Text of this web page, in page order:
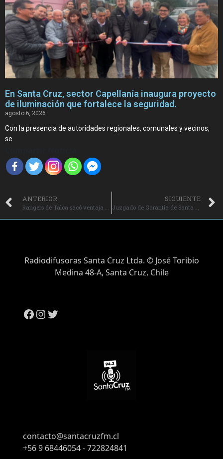
En Santa Cruz, sector Capellanía inaugura proyecto
de iluminación que fortalece la seguridad.
agosto 6, 2026
Con la presencia de autoridades regionales, comunales y vecinos,
se
ANTERIOR SIGUIENTE
Radiodifusoras Santa Cruz Ltda. © José Toribio
Medina 48-A, Santa Cruz, Chile
contacto@santacruzfm.cl
+56 9 68446054 - 722824841